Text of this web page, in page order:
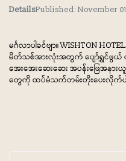
DetailsPublished: November
မင်္ဂလာပါခင်ဗျာ။ WISHTON
မိတ်သစ်အားလုံးအတွက် ပျော်ရွှင်ဖွ
အေးအေးဆေးဆေး အပန်းဖြေအနာ
တွေကို ထပ်မံသက်တမ်းတိုးပေးလိုက်ပါ